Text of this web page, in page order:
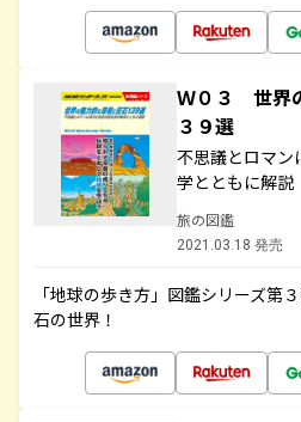
Ｗ０３ 世界
３９選
不思議とロマン
学とともに解説
旅の図鑑
2021.03.18 発売
「地球の歩き方」図鑑シリーズ第
石の世界！